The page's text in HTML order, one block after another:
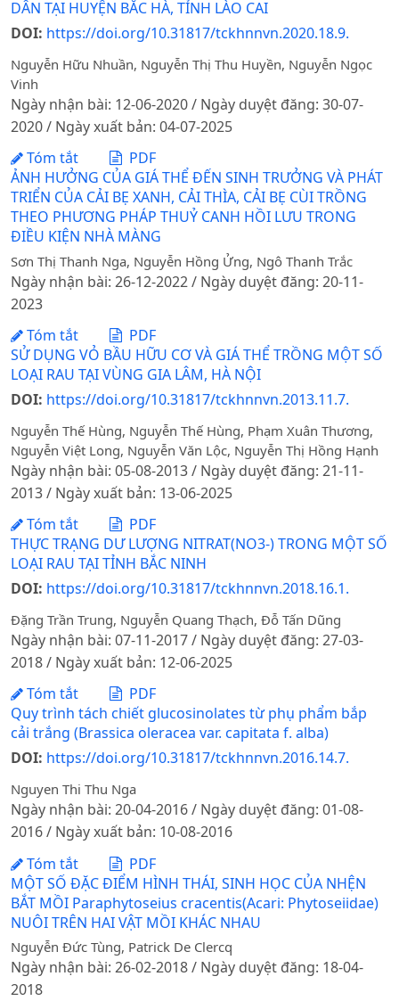
DÂN TẠI HUYỆN BẮC HÀ, TỈNH LÀO CAI
DOI: https://doi.org/10.31817/tckhnnvn.2020.18.9.
Nguyễn Hữu Nhuần, Nguyễn Thị Thu Huyền, Nguyễn Ngọc
Vinh
Ngày nhận bài: 12-06-2020 / Ngày duyệt đăng: 30-07-
2020 / Ngày xuất bản: 04-07-2025
Tóm tắt
PDF
ẢNH HƯỞNG CỦA GIÁ THỂ ĐẾN SINH TRƯỞNG VÀ PHÁT
TRIỂN CỦA CẢI BẸ XANH, CẢI THÌA, CẢI BẸ CÙI TRỒNG
THEO PHƯƠNG PHÁP THUỶ CANH HỒI LƯU TRONG
ĐIỀU KIỆN NHÀ MÀNG
Sơn Thị Thanh Nga, Nguyễn Hồng Ửng, Ngô Thanh Trắc
Ngày nhận bài: 26-12-2022 / Ngày duyệt đăng: 20-11-
2023
Tóm tắt
PDF
SỬ DỤNG VỎ BẦU HỮU CƠ VÀ GIÁ THỂ TRỒNG MỘT SỐ
LOẠI RAU TẠI VÙNG GIA LÂM, HÀ NỘI
DOI: https://doi.org/10.31817/tckhnnvn.2013.11.7.
Nguyễn Thế Hùng, Nguyễn Thế Hùng, Phạm Xuân Thương,
Nguyễn Việt Long, Nguyễn Văn Lộc, Nguyễn Thị Hồng Hạnh
Ngày nhận bài: 05-08-2013 / Ngày duyệt đăng: 21-11-
2013 / Ngày xuất bản: 13-06-2025
Tóm tắt
PDF
THỰC TRẠNG DƯ LƯỢNG NITRAT(NO3-) TRONG MỘT SỐ
LOẠI RAU TẠI TỈNH BẮC NINH
DOI: https://doi.org/10.31817/tckhnnvn.2018.16.1.
Đặng Trần Trung, Nguyễn Quang Thạch, Đỗ Tấn Dũng
Ngày nhận bài: 07-11-2017 / Ngày duyệt đăng: 27-03-
2018 / Ngày xuất bản: 12-06-2025
Tóm tắt
PDF
Quy trình tách chiết glucosinolates từ phụ phẩm bắp
cải trắng (Brassica oleracea var. capitata f. alba)
DOI: https://doi.org/10.31817/tckhnnvn.2016.14.7.
Nguyen Thi Thu Nga
Ngày nhận bài: 20-04-2016 / Ngày duyệt đăng: 01-08-
2016 / Ngày xuất bản: 10-08-2016
Tóm tắt
PDF
MỘT SỐ ĐẶC ĐIỂM HÌNH THÁI, SINH HỌC CỦA NHỆN
BẮT MỒI Paraphytoseius cracentis(Acari: Phytoseiidae)
NUÔI TRÊN HAI VẬT MỒI KHÁC NHAU
Nguyễn Đức Tùng, Patrick De Clercq
Ngày nhận bài: 26-02-2018 / Ngày duyệt đăng: 18-04-
2018